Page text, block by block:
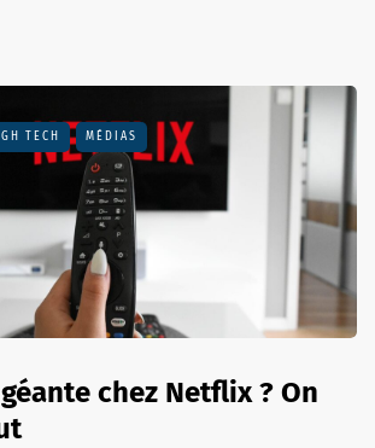
TECH MÉDIAS
chez Netflix ? On